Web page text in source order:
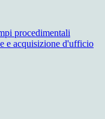
procedimentali
e acquisizione d'ufficio